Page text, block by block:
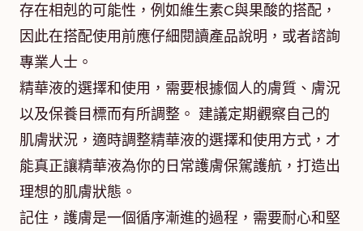
存在相剋的可能性，例如維生素C與果酸的搭配，
因此在搭配使用前應仔細閱讀產品說明，或者諮詢
專業人士。
精華液的選擇和使用，需要根據個人的膚質、膚況
以及保養目標而有所調整。 建議定期觀察自己的
肌膚狀況，適時調整精華液的選擇和使用方式，才
能真正讓精華液為你的日常護膚保駕護航，打造出
理想的肌膚狀態。
記住，護膚是一個循序漸進的過程，需要耐心和堅